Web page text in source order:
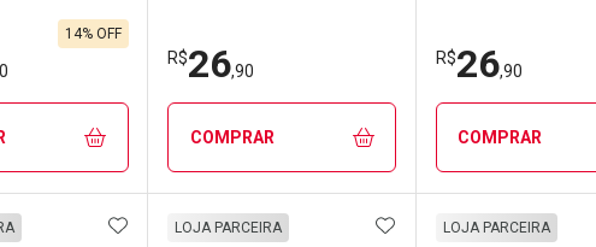
14% OFF
FECHAR
FECHAR
R$26,90
COMPRAR
FECHAR
FECHAR
R$26,90
COMPRAR
ADICIONAR AOS FAVORITOS
LOJA PARCEIRA ADICIONAR AOS
LOJA PARCEIRA